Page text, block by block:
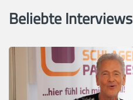
Beliebte Interviews